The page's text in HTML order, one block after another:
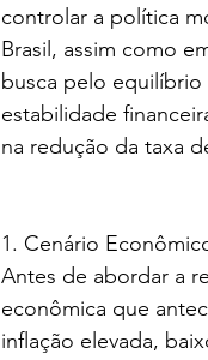
controlar a política
Brasil, assim como
busca pelo
estabilidade
na redução da taxa
1. Cenário
Antes de abordar a
econômica que
inflação elevada,